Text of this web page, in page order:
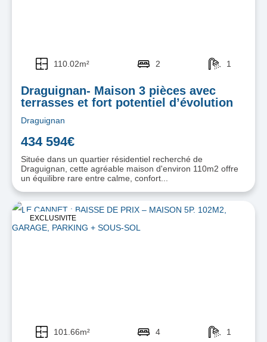
110.02m² 2 1
Draguignan- Maison 3 pièces avec
terrasses et fort potentiel d’évolution
Draguignan
434 594€
Située dans un quartier résidentiel recherché de
Draguignan, cette agréable maison d'environ 110m2 offre
un équilibre rare entre calme, confort...
EXCLUSIVITE
101.66m² 4 1